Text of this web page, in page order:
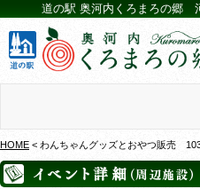
道の駅 奥河内くろまろの郷
HOME < わんちゃんグッズとおやつ販売